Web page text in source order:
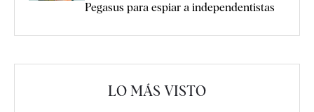
Pegasus para espiar a independentistas
LO MÁS VISTO